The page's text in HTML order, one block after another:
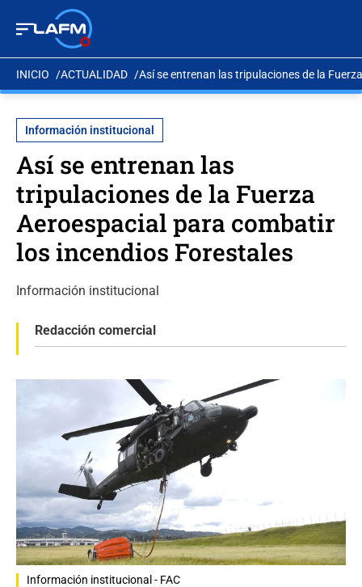
INICIO ACTUALIDAD Así se entrenan las tripulaciones de la
Información institucional
Así se entrenan las
tripulaciones de la Fuerza
Aeroespacial para combatir
los incendios Forestales
Información institucional
Redacción comercial
Información institucional - FAC